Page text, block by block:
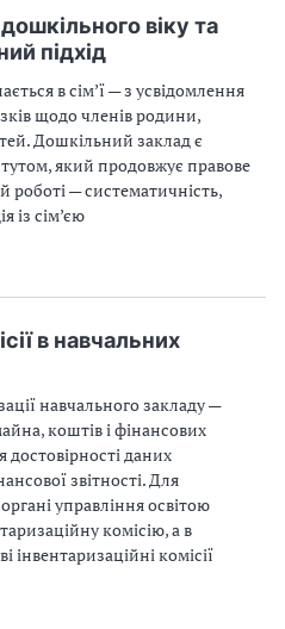
віку та
підхід
в сім’ї — з усвідомлення
щодо членів родини,
Дошкільний заклад є
який продовжує правове
роботі — систематичність,
із сім’єю
в навчальних
навчального закладу —
коштів і фінансових
достовірності даних
звітності. Для
управління освітою
комісію, а в
інвентаризаційні комісії